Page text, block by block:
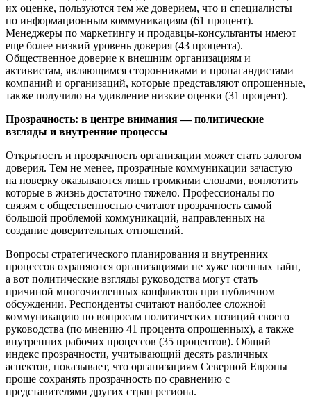
их оценке, пользуются тем же доверием, что и специалисты
по информационным коммуникациям (61 процент).
Менеджеры по маркетингу и продавцы-консультанты имеют
еще более низкий уровень доверия (43 процента).
Общественное доверие к внешним организациям и
активистам, являющимся сторонниками и пропагандистами
компаний и организаций, которые представляют опрошенные,
также получило на удивление низкие оценки (31 процент).
Прозрачность: в центре внимания — политические
взгляды и внутренние процессы
Открытость и прозрачность организации может стать залогом
доверия. Тем не менее, прозрачные коммуникации зачастую
на поверку оказываются лишь громкими словами, воплотить
которые в жизнь достаточно тяжело. Профессионалы по
связям с общественностью считают прозрачность самой
большой проблемой коммуникаций, направленных на
создание доверительных отношений.
Вопросы стратегического планирования и внутренних
процессов охраняются организациями не хуже военных тайн,
а вот политические взгляды руководства могут стать
причиной многочисленных конфликтов при публичном
обсуждении. Респонденты считают наиболее сложной
коммуникацию по вопросам политических позиций своего
руководства (по мнению 41 процента опрошенных), а также
внутренних рабочих процессов (35 процентов). Общий
индекс прозрачности, учитывающий десять различных
аспектов, показывает, что организациям Северной Европы
проще сохранять прозрачность по сравнению с
представителями других стран региона.